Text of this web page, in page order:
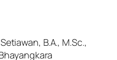
B.A., M.Sc.,